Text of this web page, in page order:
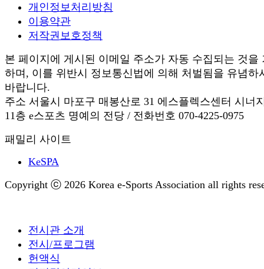
개인정보처리방침
이용약관
저작권보호정책
본 페이지에 게시된 이메일 주소가 자동 수집되는 것을
하며, 이를 위반시 정보통신법에 의해 처벌됨을 유념하
바랍니다.
주소 서울시 마포구 매봉산로 31 에스플렉스센터 시너
11층 e스포츠 명예의 전당 / 전화번호 070-4225-0975
패밀리 사이트
KeSPA
Copyright ⓒ 2026 Korea e-Sports Association all rights
전시관 소개
전시/프로그램
헌액식